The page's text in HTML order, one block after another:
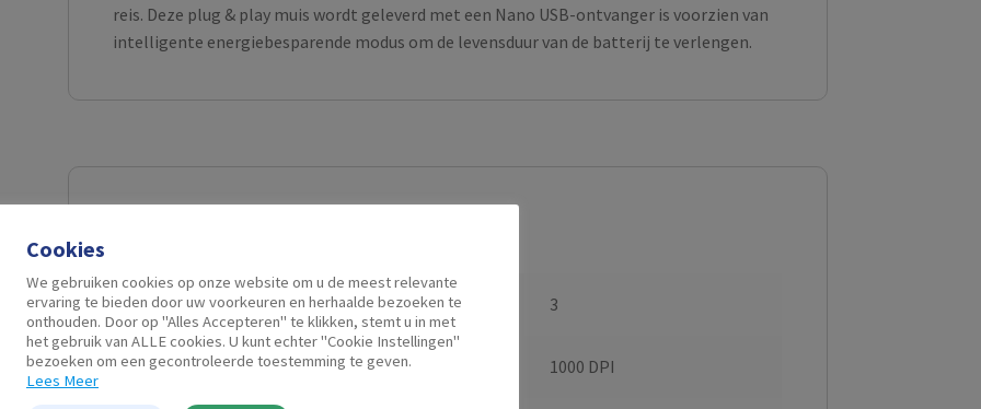
reis. Deze plug & play muis wordt geleverd met een Nano USB-ontvanger is voorzien van
intelligente energiebesparende modus om de levensduur van de batterij te verlengen.
Aantal knoppen 3
Muis gevoeligheid 1000 DPI
Cookies
We gebruiken cookies op onze website om u de meest relevante
ervaring te bieden door uw voorkeuren en herhaalde bezoeken te
onthouden. Door op "Alles Accepteren" te klikken, stemt u in met
het gebruik van ALLE cookies. U kunt echter "Cookie Instellingen"
bezoeken om een gecontroleerde toestemming te geven.
Lees Meer